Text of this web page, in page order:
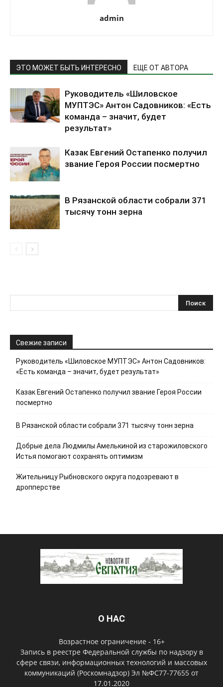
admin
ЭТО МОЖЕТ БЫТЬ ИНТЕРЕСНО ЕЩЕ ОТ АВТОРА
Руководитель «Шиловское
МУПТЭС» Антон Садовников: «Есть
команда – значит, будет
результат»
Казак Евгений Остапенко получил
звание Героя России посмертно
В Рязанской области собрали 371
тысячу тонн зерна
Свежие записи
Руководитель «Шиловское МУПТЭС» Антон Садовников:
«Есть команда – значит, будет результат»
Казак Евгений Остапенко получил звание Героя России
посмертно
В Рязанской области собрали 371 тысячу тонн зерна
Добрые дела Людмилы Амелькиной из старожиловского
Истья помогают сохранять оптимизм
Жительницу Рыбновского округа подозревают в
дропперстве
О НАС
Возрастное ограничение - 16+
Запись в реестре Федеральной службы по надзору в
сфере связи, информационных технологий и массовых
коммуникаций (Роскомнадзор) Эл №ФС77-77655 от
17.01.2020